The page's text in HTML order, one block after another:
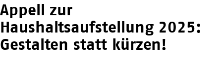
Appell zur
Haushaltsaufstellung 2025:
Gestalten statt kürzen!